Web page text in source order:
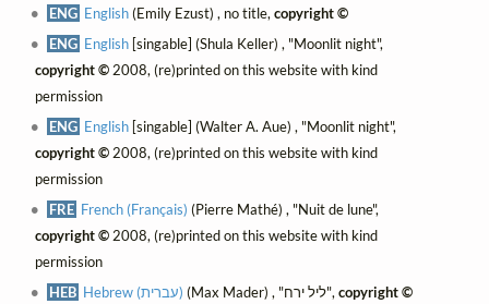
ENG English(Emily Ezust) , no title,copyright ©
ENG English [singable] (Shula Keller) , "Moonlit night",
copyright ©2008, (re)printed on this website with kind
permission
ENG English [singable] (Walter A. Aue) , "Moonlit night",
copyright ©2008, (re)printed on this website with kind
permission
FRE French (Français) (Pierre Mathé) , "Nuit de lune",
copyright ©2008, (re)printed on this website with kind
permission
HEB
Hebrew (עברית) (Max Mader) , "ליל ירח",copyright ©